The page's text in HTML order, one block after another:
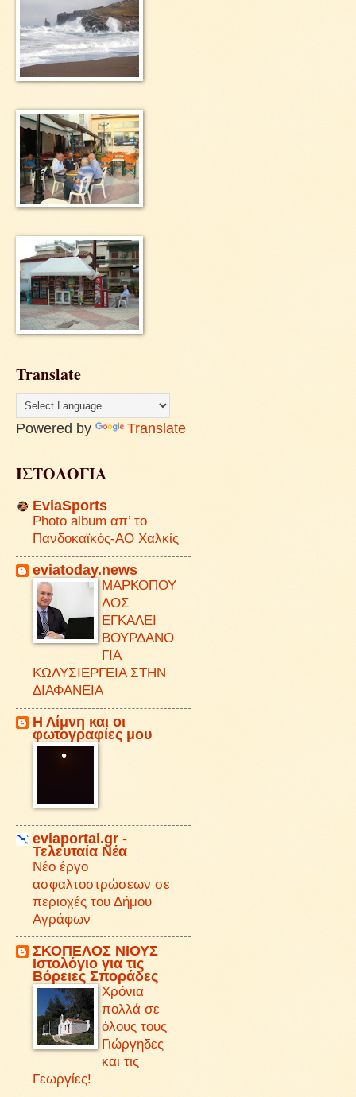
Translate
Powered by Translate
ΙΣΤΟΛΟΓΙΑ
EviaSports
Photo album απ’ το
Πανδοκαϊκός-ΑΟ Χαλκίς
eviatoday.news
ΜΑΡΚΟΠΟΥ
ΛΟΣ
ΕΓΚΑΛΕΙ
ΒΟΥΡΔΑΝΟ
ΓΙΑ
ΚΩΛΥΣΙΕΡΓΕΙΑ ΣΤΗΝ
ΔΙΑΦΑΝΕΙΑ
Η Λίμνη και οι
φωτογραφίες μου
eviaportal.gr -
Τελευταία Νέα
Νέο έργο
ασφαλτοστρώσεων σε
περιοχές του Δήμου
Αγράφων
ΣΚΟΠΕΛΟΣ ΝΙΟΥΣ
Iστολόγιο για τις
Βόρειες Σποράδες
Χρόνια
πολλά σε
όλους τους
Γιώργηδες
και τις
Γεωργίες!